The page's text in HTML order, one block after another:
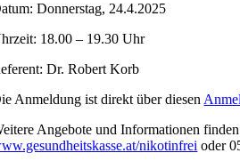
Donnerstag, 24.4.2025
18.00 – 19.30 Uhr
Dr. Robert Korb
Anmeldung ist direkt über diesen
Angebote und Informationen
nikotinfrei oder